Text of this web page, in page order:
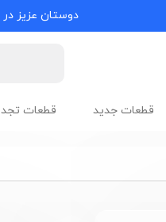
دوستان عزیز
قطعات جدید قطعات